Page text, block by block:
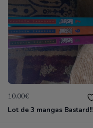
10.00€
Lot de 3 mangas Bastard!!